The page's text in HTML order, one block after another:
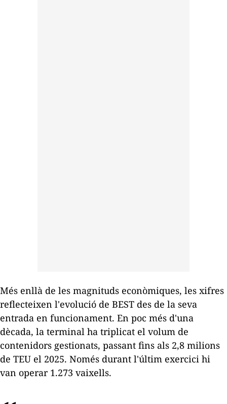
Més enllà de les magnituds econòmiques, les xifres
reflecteixen l'evolució de BEST des de la seva
entrada en funcionament. En poc més d'una
dècada, la terminal ha triplicat el volum de
contenidors gestionats, passant fins als 2,8 milions
de TEU el 2025. Només durant l'últim exercici hi
van operar 1.273 vaixells.